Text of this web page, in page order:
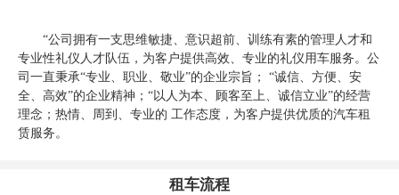
“公司拥有一支思维敏捷、意识超前、训练有素的管理人才和
专业性礼仪人才队伍，为客户提供高效、专业的礼仪用车服务。公
司一直秉承“专业、职业、敬业”的企业宗旨； “诚信、方便、安
全、高效”的企业精神；“以人为本、顾客至上、诚信立业”的经营
理念；热情、周到、专业的 工作态度，为客户提供优质的汽车租
赁服务。
租车流程